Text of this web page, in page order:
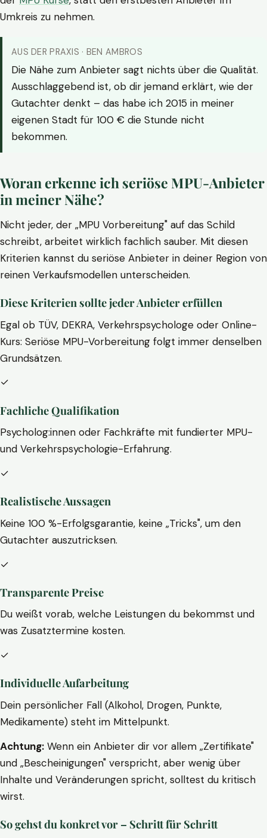
Umkreis zu nehmen.
AUS DER PRAXIS · BEN AMBROS
Die Nähe zum Anbieter sagt nichts über die Qualität.
Ausschlaggebend ist, ob dir jemand erklärt, wie der
Gutachter denkt – das habe ich 2015 in meiner
eigenen Stadt für 100 € die Stunde nicht
bekommen.
Woran erkenne ich seriöse MPU-Anbieter
in meiner Nähe?
Nicht jeder, der „MPU Vorbereitung" auf das Schild
schreibt, arbeitet wirklich fachlich sauber. Mit diesen
Kriterien kannst du seriöse Anbieter in deiner Region von
reinen Verkaufsmodellen unterscheiden.
Diese Kriterien sollte jeder Anbieter erfüllen
Egal ob TÜV, DEKRA, Verkehrspsychologe oder Online-
Kurs: Seriöse MPU-Vorbereitung folgt immer denselben
Grundsätzen.
✓
Fachliche Qualifikation
Psycholog:innen oder Fachkräfte mit fundierter MPU-
und Verkehrspsychologie-Erfahrung.
✓
Realistische Aussagen
Keine 100 %-Erfolgsgarantie, keine „Tricks", um den
Gutachter auszutricksen.
✓
Transparente Preise
Du weißt vorab, welche Leistungen du bekommst und
was Zusatztermine kosten.
✓
Individuelle Aufarbeitung
Dein persönlicher Fall (Alkohol, Drogen, Punkte,
Medikamente) steht im Mittelpunkt.
Achtung: Wenn ein Anbieter dir vor allem „Zertifikate"
und „Bescheinigungen" verspricht, aber wenig über
Inhalte und Veränderungen spricht, solltest du kritisch
wirst.
So gehst du konkret vor – Schritt für Schritt